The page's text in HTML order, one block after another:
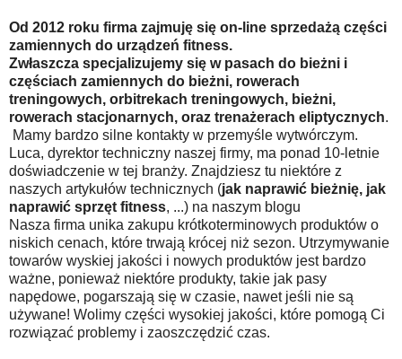
Od 2012 roku firma zajmuję się on-line sprzedażą części
zamiennych do urządzeń fitness.
Zwłaszcza specjalizujemy się w pasach do bieżni i
częściach zamiennych do bieżni, rowerach
treningowych, orbitrekach treningowych, bieżni,
rowerach stacjonarnych, oraz trenażerach eliptycznych.
Mamy bardzo silne kontakty w przemyśle wytwórczym.
Luca, dyrektor techniczny naszej firmy, ma ponad 10-letnie
doświadczenie w tej branży. Znajdziesz tu niektóre z
naszych artykułów technicznych (jak naprawić bieżnię, jak
naprawić sprzęt fitness, ...) na naszym blogu
Nasza firma unika zakupu krótkoterminowych produktów o
niskich cenach, które trwają krócej niż sezon. Utrzymywanie
towarów wyskiej jakości i nowych produktów jest bardzo
ważne, ponieważ niektóre produkty, takie jak pasy
napędowe, pogarszają się w czasie, nawet jeśli nie są
używane! Wolimy części wysokiej jakości, które pomogą Ci
rozwiązać problemy i zaoszczędzić czas.